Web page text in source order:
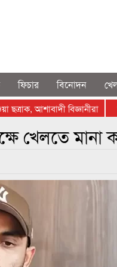
ফিচার বিনোদন
আশাবাদী বিজ্ঞানীরা
খেলতে মানা